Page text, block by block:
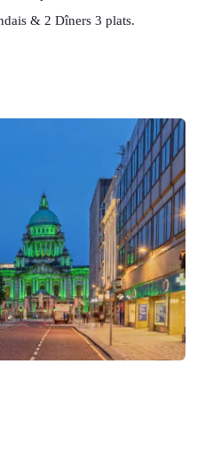
& 2 Dîners 3 plats.